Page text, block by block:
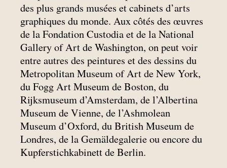
des plus grands musées et cabinets d’arts
graphiques du monde. Aux côtés des œuvres
de la Fondation Custodia et de la National
Gallery of Art de Washington, on peut voir
entre autres des peintures et des dessins du
Metropolitan Museum of Art de New York,
du Fogg Art Museum de Boston, du
Rijksmuseum d’Amsterdam, de l’Albertina
Museum de Vienne, de l’Ashmolean
Museum d’Oxford, du British Museum de
Londres, de la Gemäldegalerie ou encore du
Kupferstichkabinett de Berlin.